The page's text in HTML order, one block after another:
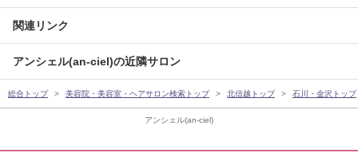
アンシェル(an-ciel)
関連リンク
アンシェル(an-ciel)の近隣サロン
総合トップ 美容院・美容室・ヘアサロン検索トップ 北信越トップ 石川・金沢トップ